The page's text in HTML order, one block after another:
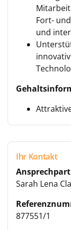
Fort-
und
Ihr Kontakt
Sarah Lena
877551/1